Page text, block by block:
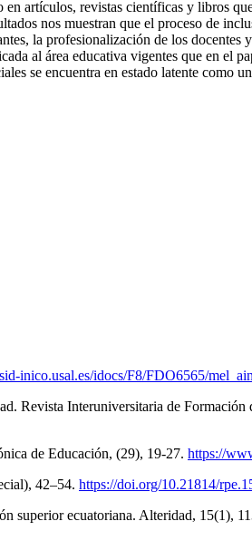
artículos, revistas científicas y libros
nos muestran que el proceso de
la profesionalización de los docentes
al área educativa vigentes que en el
se encuentra en estado latente como
inico.usal.es/idocs/F8/FDO6565/
Revista Interuniversitaria de Formación
de Educación, (29), 19-27. https://
42–54. https://doi.org/10.21814/
superior ecuatoriana. Alteridad, 15(1),